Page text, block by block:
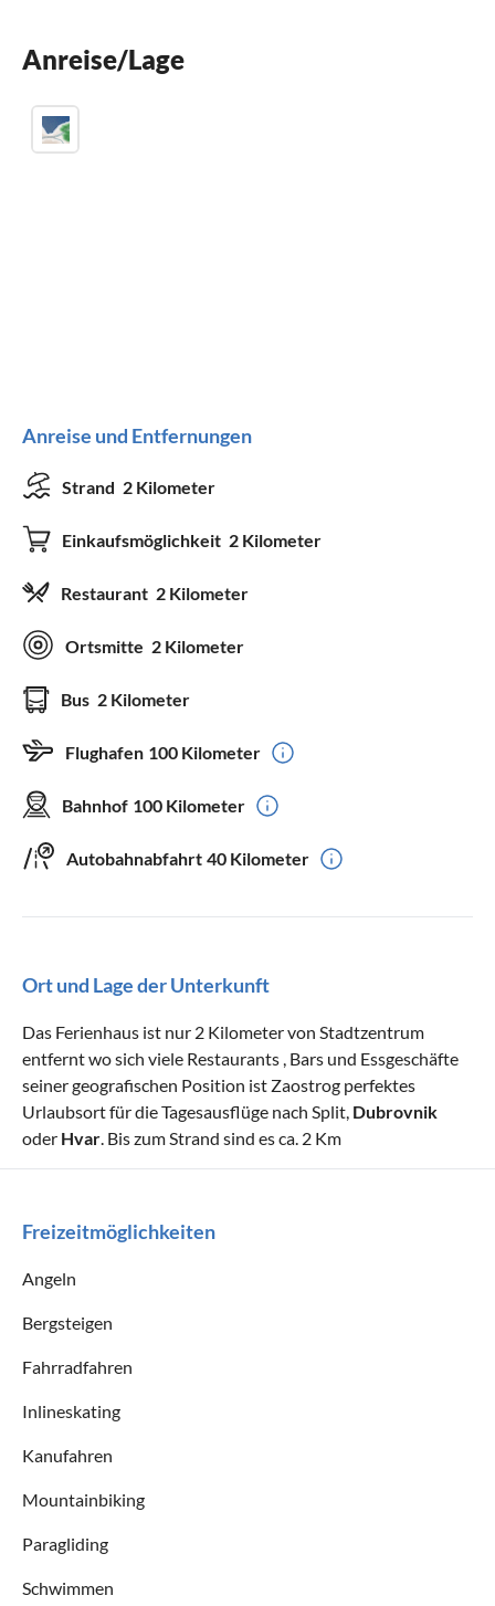
Waschmaschine
Anreise/Lage
Anreise und Entfernungen
Strand 2 Kilometer
Einkaufsmöglichkeit 2 Kilometer
Restaurant 2 Kilometer
Ortsmitte 2 Kilometer
Bus 2 Kilometer
Flughafen 100 Kilometer
Bahnhof 100 Kilometer
Autobahnabfahrt 40 Kilometer
Ort und Lage der Unterkunft
Das Ferienhaus ist nur 2 Kilometer von Stadtzentrum
entfernt wo sich viele Restaurants , Bars und Essgeschäfte
seiner geografischen Position ist Zaostrog perfektes
Urlaubsort für die Tagesausflüge nach Split, Dubrovnik
oder Hvar . Bis zum Strand sind es ca. 2 Km
Freizeitmöglichkeiten
Angeln
Bergsteigen
Fahrradfahren
Inlineskating
Kanufahren
Mountainbiking
Paragliding
Schwimmen